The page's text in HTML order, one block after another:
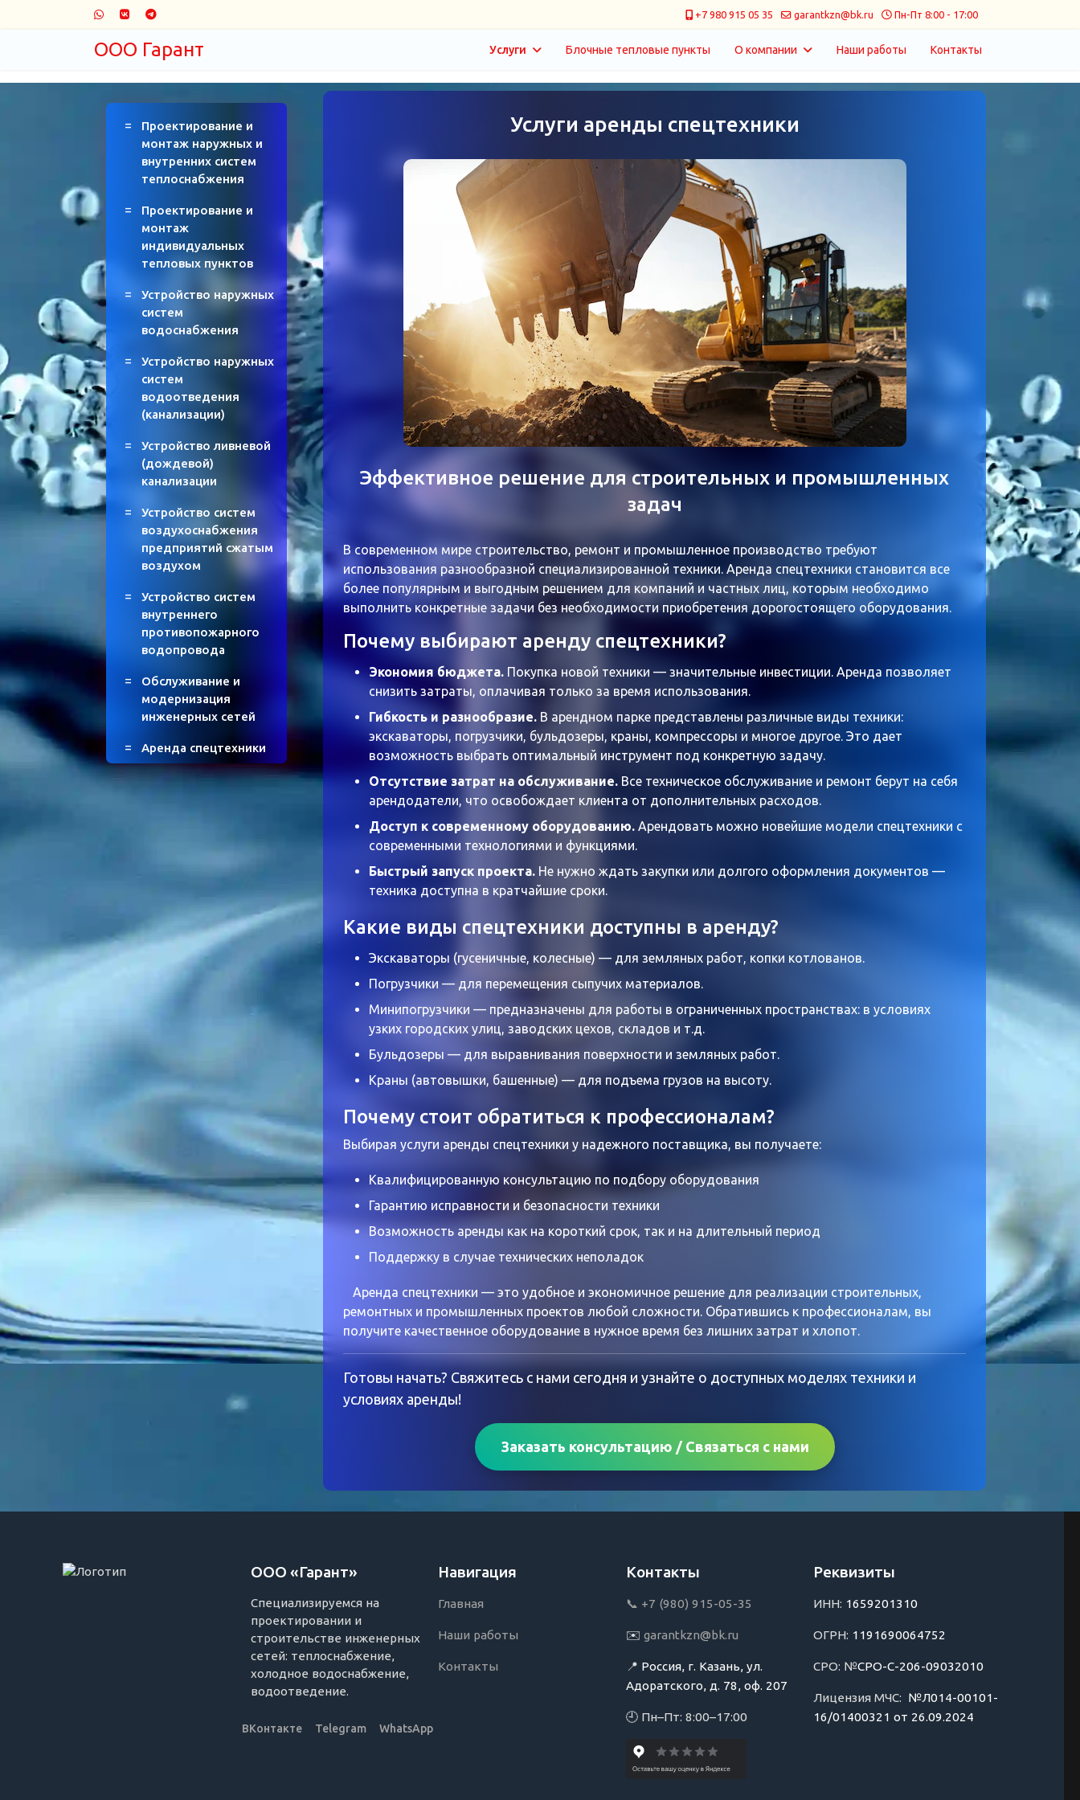
+7 980 915 05 35 garantkzn@bk.ru Пн-Пт 8:00 - 17:00
ООО Гарант Услуги Блочные тепловые пункты О компании Наши работы Контакты
Проектирование и
монтаж наружных и
внутренних систем
теплоснабжения
Проектирование и
монтаж
индивидуальных
тепловых пунктов
Устройство наружных
систем
водоснабжения
Устройство наружных
систем
водоотведения
(канализации)
Устройство ливневой
(дождевой)
канализации
Устройство систем
воздухоснабжения
предприятий сжатым
воздухом
Устройство систем
внутреннего
противопожарного
водопровода
Обслуживание и
модернизация
инженерных сетей
Аренда спецтехники
Услуги аренды спецтехники
Эффективное решение для строительных и промышленных
задач
В современном мире строительство, ремонт и промышленное производство требуют
использования разнообразной специализированной техники. Аренда спецтехники становится все
более популярным и выгодным решением для компаний и частных лиц, которым необходимо
выполнить конкретные задачи без необходимости приобретения дорогостоящего оборудования.
Почему выбирают аренду спецтехники?
Экономия бюджета. Покупка новой техники — значительные инвестиции. Аренда позволяет
снизить затраты, оплачивая только за время использования.
Гибкость и разнообразие. В арендном парке представлены различные виды техники:
экскаваторы, погрузчики, бульдозеры, краны, компрессоры и многое другое. Это дает
возможность выбрать оптимальный инструмент под конкретную задачу.
Отсутствие затрат на обслуживание. Все техническое обслуживание и ремонт берут на себя
арендодатели, что освобождает клиента от дополнительных расходов.
Доступ к современному оборудованию. Арендовать можно новейшие модели спецтехники с
современными технологиями и функциями.
Быстрый запуск проекта. Не нужно ждать закупки или долгого оформления документов —
техника доступна в кратчайшие сроки.
Какие виды спецтехники доступны в аренду?
Экскаваторы (гусеничные, колесные) — для земляных работ, копки котлованов.
Погрузчики — для перемещения сыпучих материалов.
Минипогрузчики — предназначены для работы в ограниченных пространствах: в условиях
узких городских улиц, заводских цехов, складов и т.д.
Бульдозеры — для выравнивания поверхности и земляных работ.
Краны (автовышки, башенные) — для подъема грузов на высоту.
Почему стоит обратиться к профессионалам?
Выбирая услуги аренды спецтехники у надежного поставщика, вы получаете:
Квалифицированную консультацию по подбору оборудования
Гарантию исправности и безопасности техники
Возможность аренды как на короткий срок, так и на длительный период
Поддержку в случае технических неполадок
Аренда спецтехники — это удобное и экономичное решение для реализации строительных,
ремонтных и промышленных проектов любой сложности. Обратившись к профессионалам, вы
получите качественное оборудование в нужное время без лишних затрат и хлопот.
Готовы начать? Свяжитесь с нами сегодня и узнайте о доступных моделях техники и
условиях аренды!
Заказать консультацию / Связаться с нами
ООО «Гарант»
Специализируемся на
проектировании и
строительстве инженерных
сетей: теплоснабжение,
холодное водоснабжение,
водоотведение.
ВКонтакте Telegram WhatsApp
Навигация
Главная
Наши работы
Контакты
Контакты
📞 +7 (980) 915-05-35
✉️ garantkzn@bk.ru
📍 Россия, г. Казань, ул.
Адоратского, д. 78, оф. 207
🕘 Пн–Пт: 8:00–17:00
Реквизиты
ИНН: 1659201310
ОГРН: 1191690064752
СРО: №СРО-С-206-09032010
Лицензия МЧС: №Л014-00101-
16/01400321 от 26.09.2024